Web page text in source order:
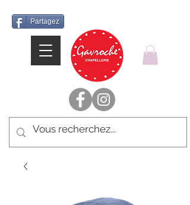
Partagez